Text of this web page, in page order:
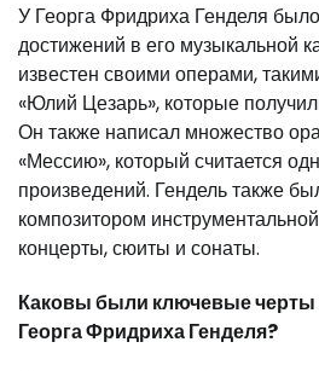
У Георга Фридриха Генделя
достижений в его музыкальной
известен своими операми,
«Юлий Цезарь», которые
Он также написал множество
«Мессию», который считается
произведений. Гендель также
композитором
концерты, сюиты и сонаты.
Каковы были ключевые черты
Георга Фридриха Генделя?